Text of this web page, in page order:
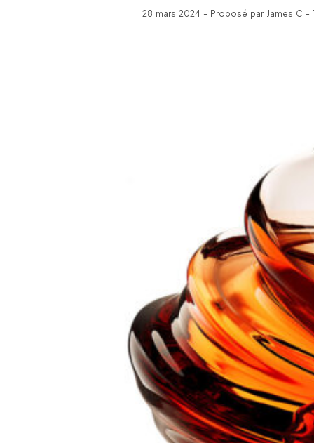
28 mars 2024 - Proposé par James C